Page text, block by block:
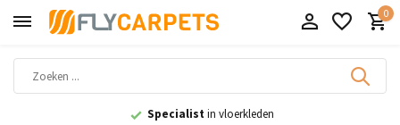
0
9,1uit 11.000+ beoordelingen